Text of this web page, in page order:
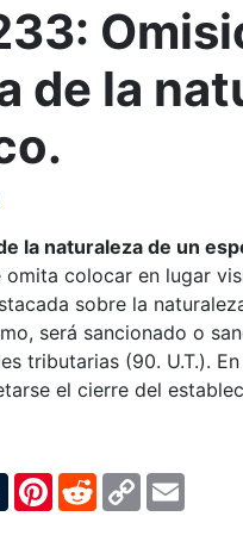
de la
la naturaleza de un
colocar en lugar
sobre la
será sancionado o
tributarias (90. U.T.).
el cierre del
TumblrPinterestRedditCopy